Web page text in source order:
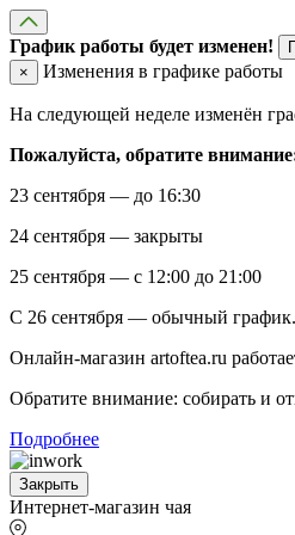
График работы будет изменен!
×
Изменения в графике работы
На следующей неделе изменён
Пожалуйста, обратите
23 сентября — до 16:30
24 сентября — закрыты
25 сентября — с 12:00 до 21:00
С 26 сентября — обычный график.
Онлайн-магазин artoftea.ru
Обратите внимание: собирать и
Подробнее
Закрыть
Интернет-магазин чая